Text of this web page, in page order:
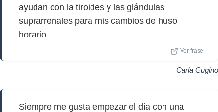
ayudan con la tiroides y las glándulas
suprarrenales para mis cambios de huso
horario.
Ver frase
Carla Gugino
Siempre me gusta empezar el día con una